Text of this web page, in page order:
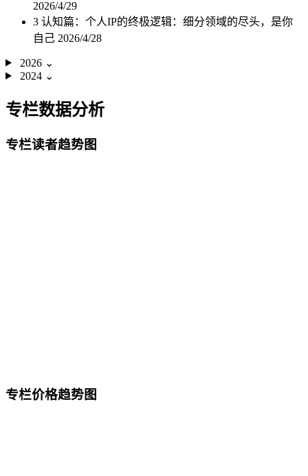
2026/4/29
3 认知篇：个人IP的终极逻辑：细分领域的尽头，是你
自己 2026/4/28
2026 ⌄
2024 ⌄
专栏数据分析
专栏读者趋势图
专栏价格趋势图